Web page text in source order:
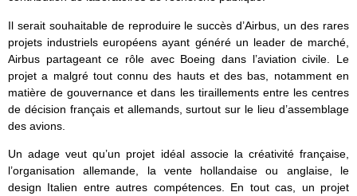
Il serait souhaitable de reproduire le succès d’Airbus, un des rares
projets industriels européens ayant généré un leader de marché,
Airbus partageant ce rôle avec Boeing dans l’aviation civile. Le
projet a malgré tout connu des hauts et des bas, notamment en
matière de gouvernance et dans les tiraillements entre les centres
de décision français et allemands, surtout sur le lieu d’assemblage
des avions.
Un adage veut qu’un projet idéal associe la créativité française,
l’organisation allemande, la vente hollandaise ou anglaise, le
design Italien entre autres compétences. En tout cas, un projet